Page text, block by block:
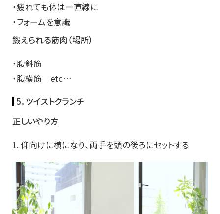
・疲れても体は一直線に
・フォームを意識
鍛えられる筋肉（場所）
・腹斜筋
・腹横筋 etc…
5．ツイストクランチ
正しいやり方
1. 仰向けに横になり、両手を頭の後ろにセットする